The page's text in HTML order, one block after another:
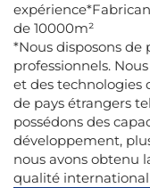
de 10000m²
*Nous disposons de
professionnels.
et des technologies
de pays étrangers
possédons des
développement,
nous avons obtenu
qualité international